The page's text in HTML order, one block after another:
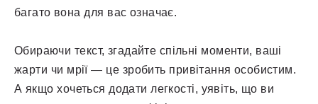
багато вона для вас означає.
Обираючи текст, згадайте спільні моменти, ваші
жарти чи мрії — це зробить привітання особистим.
А якщо хочеться додати легкості, уявіть, що ви